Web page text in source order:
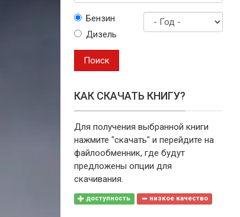
маркуБензин
Дизель
Поиск
КАК СКАЧАТЬ КНИГУ?
Для получения выбранной книги
нажмите "скачать" и перейдите на
файлообменник, где будут
предложены опции для
скачивания.
доступность низкое качество